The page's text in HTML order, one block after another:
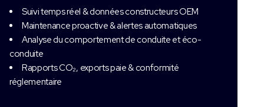
Suivi temps réel & données constructeurs OEM
Maintenance proactive & alertes automatiques
Analyse du comportement de conduite et éco-
conduite
Rapports CO₂, exports paie & conformité
réglementaire